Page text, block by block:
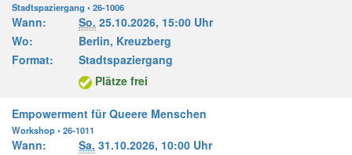
Stadtspaziergang • 26-1006
Wann: So. 25.10.2026, 15:00 Uhr
Wo:
Berlin, Kreuzberg
Format:
Stadtspaziergang
Plätze frei
Empowerment für Queere Menschen
Workshop • 26-1011
Wann: Sa. 31.10.2026, 10:00 Uhr